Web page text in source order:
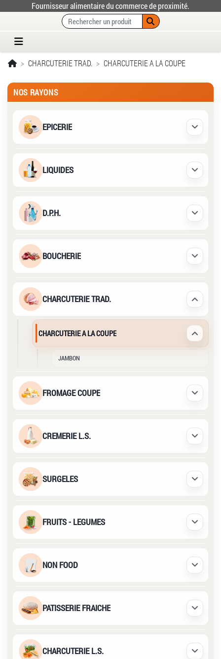
Fournisseur alimentaire du commerce de proximité.
CHARCUTERIE TRAD. CHARCUTERIE A LA COUPE
NOS RAYONS
EPICERIE Déplier
LIQUIDES Déplier
D.P.H. Déplier
BOUCHERIE Déplier
CHARCUTERIE TRAD. Déplier
CHARCUTERIE A LA COUPE Déplier
JAMBON
FROMAGE COUPE Déplier
CREMERIE L.S. Déplier
SURGELES Déplier
FRUITS - LEGUMES Déplier
NON FOOD Déplier
PATISSERIE FRAICHE Déplier
CHARCUTERIE L.S. Déplier